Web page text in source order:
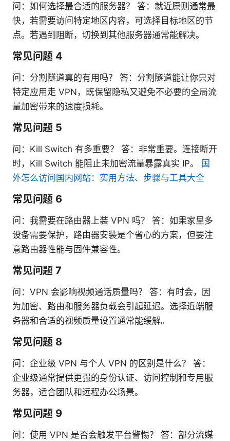
问：如何选择最合适的服务器？ 答：就近原则通常最
快，若需要访问特定地区内容，可选择目标地区的节
点。若遇到阻断，切换到其他服务器通常能解决。
常见问题 4
问：分割隧道真的有用吗？ 答：分割隧道能让你只对
特定应用走 VPN，既保留隐私又避免不必要的全局流
量加密带来的速度损耗。
常见问题 5
问：Kill Switch 有多重要？ 答：非常重要。连接断开
时，Kill Switch 能阻止未加密流量暴露真实 IP。
国
外怎么访问国内网站：实用方法、步骤与工具大全
常见问题 6
问：我需要在路由器上装 VPN 吗？ 答：如果家里多
设备需要保护，路由器安装是个省心的方案，但要注
意路由器性能与固件兼容性。
常见问题 7
问：VPN 会影响视频通话质量吗？ 答：有时会，因
为加密、路由和服务器负载会引起延迟。选择近端服
务器和合适的视频质量设置通常能缓解。
常见问题 8
问：企业级 VPN 与个人 VPN 的区别是什么？ 答：
企业级通常提供更强的身份认证、访问控制和专用服
务器，适合团队和远程办公场景。
常见问题 9
问：使用 VPN 是否会触发平台警惕？ 答：部分流媒